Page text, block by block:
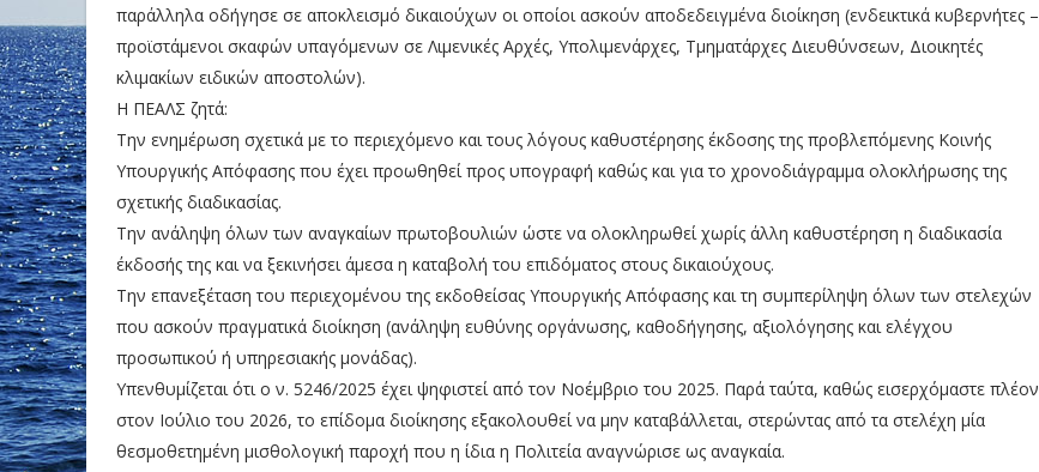
παράλληλα οδήγησε σε αποκλεισμό δικαιούχων οι οποίοι ασκούν αποδεδειγμένα διοίκηση (ενδεικτικά κυβερνήτες –
προϊστάμενοι σκαφών υπαγόμενων σε Λιμενικές Αρχές, Υπολιμενάρχες, Τμηματάρχες Διευθύνσεων, Διοικητές
κλιμακίων ειδικών αποστολών).
Η ΠΕΑΛΣ ζητά:
Την ενημέρωση σχετικά με το περιεχόμενο και τους λόγους καθυστέρησης έκδοσης της προβλεπόμενης Κοινής
Υπουργικής Απόφασης που έχει προωθηθεί προς υπογραφή καθώς και για το χρονοδιάγραμμα ολοκλήρωσης της
σχετικής διαδικασίας.
Την ανάληψη όλων των αναγκαίων πρωτοβουλιών ώστε να ολοκληρωθεί χωρίς άλλη καθυστέρηση η διαδικασία
έκδοσής της και να ξεκινήσει άμεσα η καταβολή του επιδόματος στους δικαιούχους.
Την επανεξέταση του περιεχομένου της εκδοθείσας Υπουργικής Απόφασης και τη συμπερίληψη όλων των στελεχών
που ασκούν πραγματικά διοίκηση (ανάληψη ευθύνης οργάνωσης, καθοδήγησης, αξιολόγησης και ελέγχου
προσωπικού ή υπηρεσιακής μονάδας).
Υπενθυμίζεται ότι ο ν. 5246/2025 έχει ψηφιστεί από τον Νοέμβριο του 2025. Παρά ταύτα, καθώς εισερχόμαστε πλέον
στον Ιούλιο του 2026, το επίδομα διοίκησης εξακολουθεί να μην καταβάλλεται, στερώντας από τα στελέχη μία
θεσμοθετημένη μισθολογική παροχή που η ίδια η Πολιτεία αναγνώρισε ως αναγκαία.